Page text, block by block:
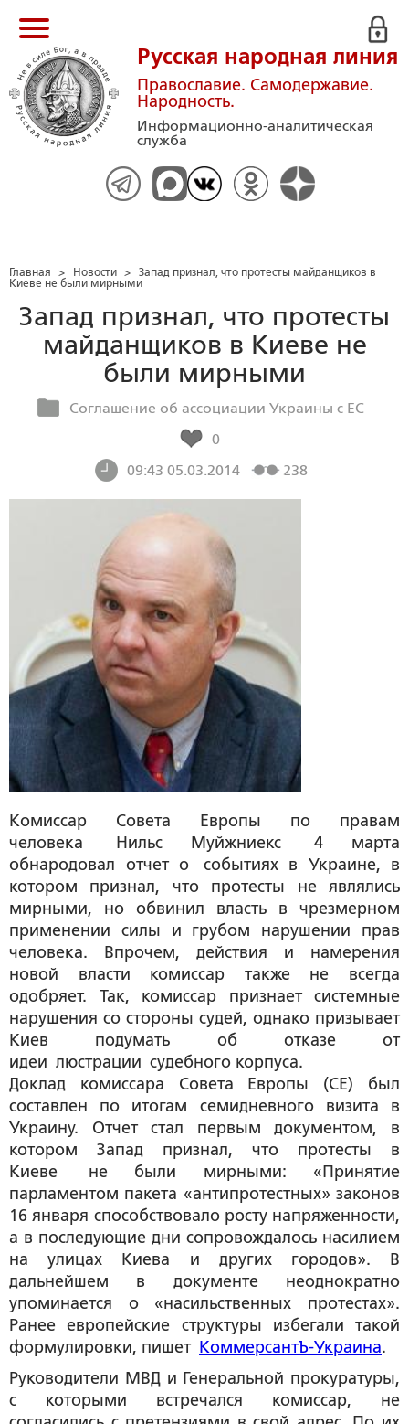
Русская народная линия
Православие. Самодержавие.
Народность.
Информационно-аналитическая
служба
Главная > Новости > Запад признал, что протесты майданщиков в
Киеве не были мирными
Запад признал, что протесты
майданщиков в Киеве не
были мирными
Соглашение об ассоциации Украины с ЕС
0
09:43 05.03.2014
238
Комиссар Совета Европы по правам
человека Нильс Муйжниекс 4 марта
обнародовал отчет о событиях в Украине, в
котором признал, что протесты не являлись
мирными, но обвинил власть в чрезмерном
применении силы и грубом нарушении прав
человека. Впрочем, действия и намерения
новой власти комиссар также не всегда
одобряет. Так, комиссар признает системные
нарушения со стороны судей, однако призывает
Киев подумать об отказе от
идеи люстрации судебного корпуса.
Доклад комиссара Совета Европы (СЕ) был
составлен по итогам семидневного визита в
Украину. Отчет стал первым документом, в
котором Запад признал, что протесты в
Киеве не были мирными: «Принятие
парламентом пакета «антипротестных» законов
16 января способствовало росту напряженности,
а в последующие дни сопровождалось насилием
на улицах Киева и других городов». В
дальнейшем в документе неоднократно
упоминается о «насильственных протестах».
Ранее европейские структуры избегали такой
формулировки, пишет КоммерсантЪ-Украина.
Руководители МВД и Генеральной прокуратуры,
с которыми встречался комиссар, не